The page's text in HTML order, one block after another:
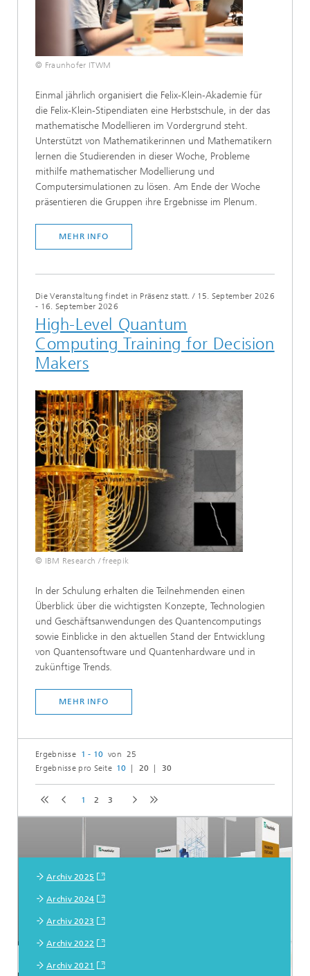
© Fraunhofer ITWM
Einmal jährlich organisiert die Felix-Klein-Akademie für
die Felix-Klein-Stipendiaten eine Herbstschule, in der das
mathematische Modellieren im Vordergrund steht.
Unterstützt von Mathematikerinnen und Mathematikern
lernen die Studierenden in dieser Woche, Probleme
mithilfe mathematischer Modellierung und
Computersimulationen zu lösen. Am Ende der Woche
präsentieren die Gruppen ihre Ergebnisse im Plenum.
MEHR INFO
Die Veranstaltung findet in Präsenz statt. / 15. September 2026
- 16. September 2026
High-Level Quantum
Computing Training for Decision
Makers
© IBM Research / freepik
In der Schulung erhalten die Teilnehmenden einen
Überblick über die wichtigsten Konzepte, Technologien
und Geschäftsanwendungen des Quantencomputings
sowie Einblicke in den aktuellen Stand der Entwicklung
von Quantensoftware und Quantenhardware und in
zukünftige Trends.
MEHR INFO
Ergebnisse 1 - 10 von 25
Ergebnisse pro Seite 10 20 30
1 2 3
Archiv 2025
Archiv 2024
Archiv 2023
Archiv 2022
Archiv 2021